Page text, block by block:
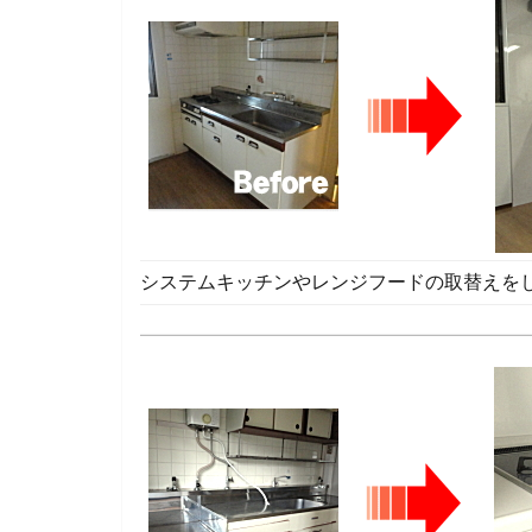
システムキッチンやレンジフードの取替えを